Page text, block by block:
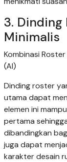
3. Dinding
Minimalis
Kombinasi
(AI)
Dinding roster
utama dapat
elemen ini
pertama
dibandingkan
juga dapat
karakter desain